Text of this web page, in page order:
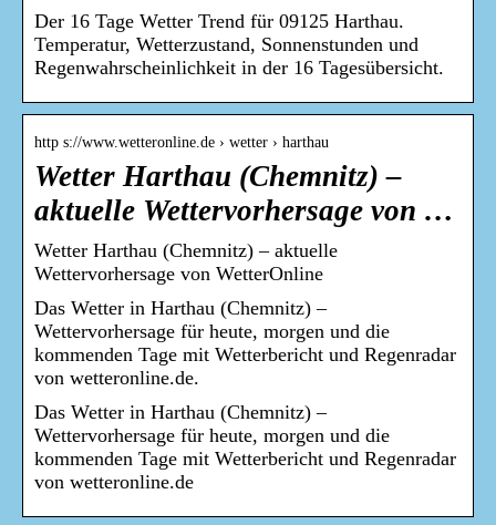
Der 16 Tage Wetter Trend für 09125 Harthau.
Temperatur, Wetterzustand, Sonnenstunden und
Regenwahrscheinlichkeit in der 16 Tagesübersicht.
http s://www.wetteronline.de › wetter › harthau
Wetter Harthau (Chemnitz) –
aktuelle Wettervorhersage von …
Wetter Harthau (Chemnitz) – aktuelle
Wettervorhersage von WetterOnline
Das Wetter in Harthau (Chemnitz) –
Wettervorhersage für heute, morgen und die
kommenden Tage mit Wetterbericht und Regenradar
von wetteronline.de.
Das Wetter in Harthau (Chemnitz) –
Wettervorhersage für heute, morgen und die
kommenden Tage mit Wetterbericht und Regenradar
von wetteronline.de